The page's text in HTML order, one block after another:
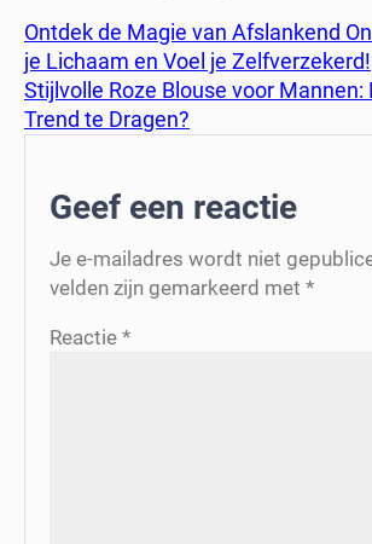
Ontdek de Magie van Afslankend
je Lichaam en Voel je Zelfverzekerd!
Stijlvolle Roze Blouse voor Mannen:
Trend te Dragen?
Geef een reactie
Je e-mailadres wordt niet
velden zijn gemarkeerd met *
Reactie *